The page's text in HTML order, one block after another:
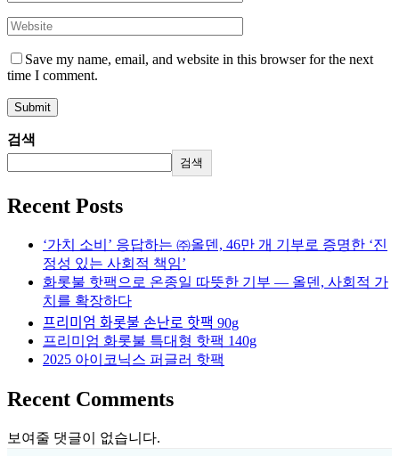
Save my name, email, and website in this browser for the next
time I comment.
검색
검색
Recent Posts
‘가치 소비’ 응답하는 ㈜올덴, 46만 개 기부로 증명한 ‘진
정성 있는 사회적 책임’
화롯불 핫팩으로 온종일 따뜻한 기부 — 올덴, 사회적 가
치를 확장하다
프리미엄 화롯불 손난로 핫팩 90g
프리미엄 화롯불 특대형 핫팩 140g
2025 아이코닉스 퍼글러 핫팩
Recent Comments
보여줄 댓글이 없습니다.